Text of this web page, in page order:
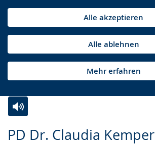
Alle akzeptieren
Alle ablehnen
Mehr erfahren
PD Dr. Claudia Kemper
Leichten
Audio-
Video